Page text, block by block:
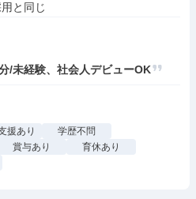
/未経験、社会人デビューOK
援あり
学歴不問
賞与あり
育休あり